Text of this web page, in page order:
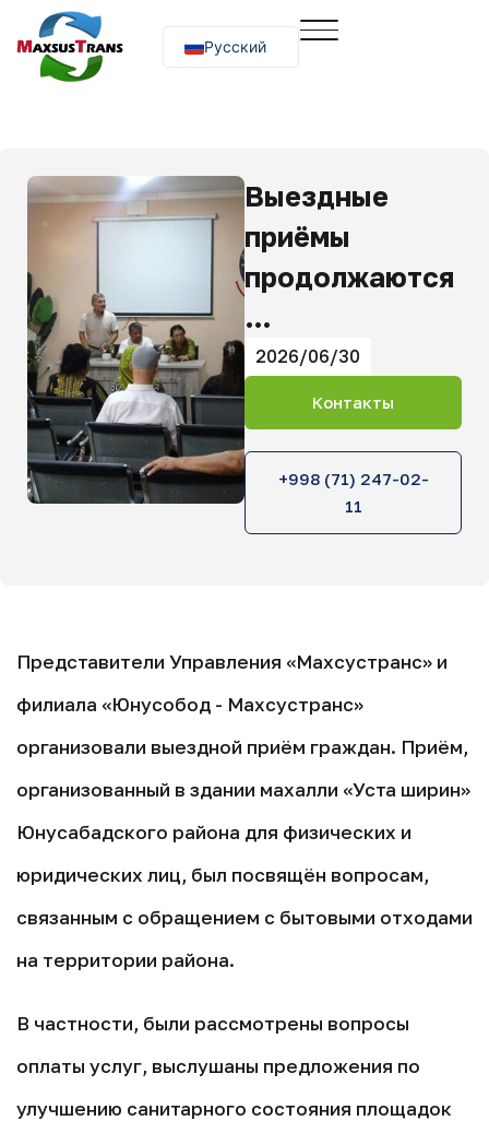
Русский
O‘zbekcha
Выездные
приёмы
продолжаются
…
2026/06/30
Контакты
+998 (71) 247-02-
11
Представители Управления «Maхсустранс» и
филиала «Юнусобод - Махсустранс»
организовали выездной приём граждан. Приём,
организованный в здании махалли «Уста ширин»
Юнусабадского района для физических и
юридических лиц, был посвящён вопросам,
связанным с обращением с бытовыми отходами
на территории района.
В частности, были рассмотрены вопросы
оплаты услуг, выслушаны предложения по
улучшению санитарного состояния площадок